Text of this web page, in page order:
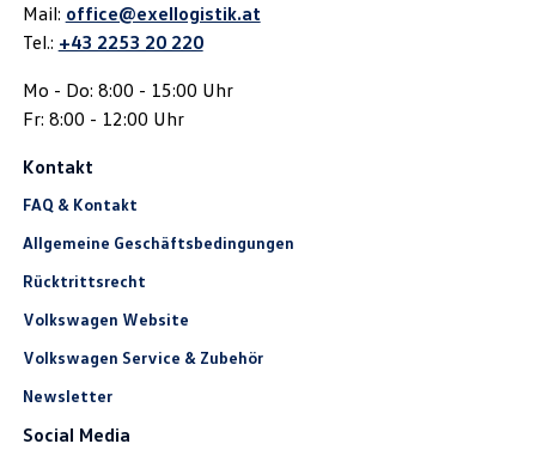
Mail: office@exellogistik.at
Tel.: +43 2253 20 220
Mo - Do: 8:00 - 15:00 Uhr
Fr: 8:00 - 12:00 Uhr
Kontakt
FAQ & Kontakt
Allgemeine Geschäftsbedingungen
Rücktrittsrecht
Volkswagen Website
Volkswagen Service & Zubehör
Newsletter
Social Media